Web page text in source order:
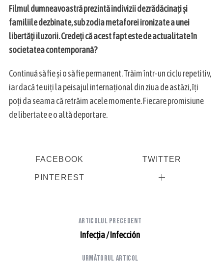
Filmul dumneavoastră prezintă indivizii dezrădăcinați și
familiile dezbinate, sub zodia metaforei ironizate a unei
libertăți iluzorii. Credeți că acest fapt este de actualitate în
societatea contemporană?
Continuă să fie și o să fie permanent. Trăim într-un ciclu repetitiv,
iar dacă te uiți la peisajul internațional din ziua de astăzi, îți
poți da seama că retrăim acele momente. Fiecare promisiune
de libertate e o altă deportare.
FACEBOOK TWITTER
PINTEREST
Articolul precedent
Infecția / Infección
Următorul articol